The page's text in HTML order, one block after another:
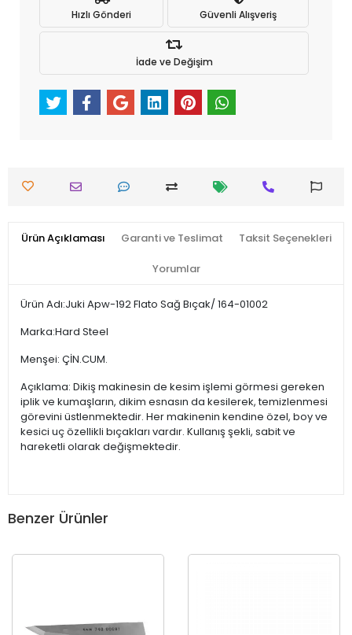
Hızlı Gönderi Güvenli Alışveriş
İade ve Değişim
Ürün Açıklaması Garanti ve Teslimat Taksit Seçenekleri
Yorumlar
Ürün Adı:Juki Apw-192 Flato Sağ Bıçak/ 164-01002
Marka:Hard Steel
Menşei: ÇİN.CUM.
Açıklama: Dikiş makinesin de kesim işlemi görmesi gereken
iplik ve kumaşların, dikim esnasın da kesilerek, temizlenmesi
görevini üstlenmektedir. Her makinenin kendine özel, boy ve
kesici uç özellikli bıçakları vardır. Kullanış şekli, sabit ve
hareketli olarak değişmektedir.
Benzer Ürünler